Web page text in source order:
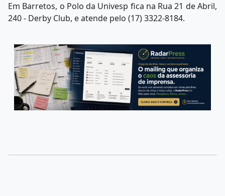
Em Barretos, o Polo da Univesp fica na Rua 21 de Abril,
240 - Derby Club, e atende pelo (17) 3322-8184.